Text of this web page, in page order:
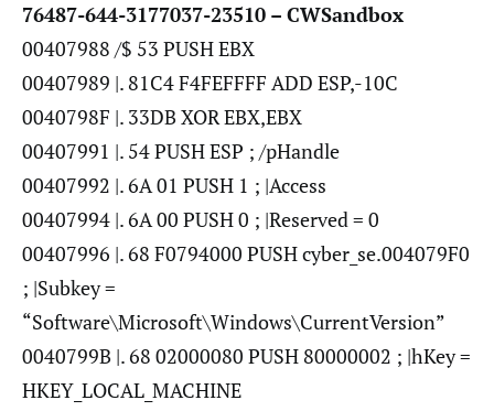
76487-644-3177037-23510 – CWSandbox
00407988 /$ 53 PUSH EBX
00407989 |. 81C4 F4FEFFFF ADD ESP,-10C
0040798F |. 33DB XOR EBX,EBX
00407991 |. 54 PUSH ESP ; /pHandle
00407992 |. 6A 01 PUSH 1 ; |Access
00407994 |. 6A 00 PUSH 0 ; |Reserved = 0
00407996 |. 68 F0794000 PUSH cyber_se.004079F0
; |Subkey =
“Software\Microsoft\Windows\CurrentVersion”
0040799B |. 68 02000080 PUSH 80000002 ; |hKey =
HKEY_LOCAL_MACHINE